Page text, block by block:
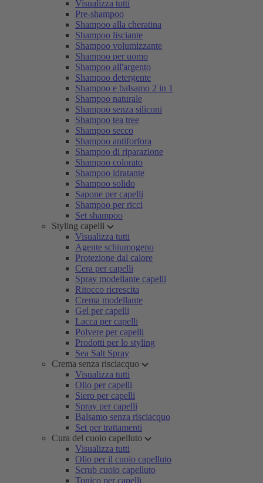
Visualizza tutti
Pre-shampoo
Shampoo alla cheratina
Shampoo lisciante
Shampoo volumizzante
Shampoo per uomo
Shampoo all'argento
Shampoo detergente
Shampoo e balsamo 2 in 1
Shampoo naturale
Shampoo senza siliconi
Shampoo tea tree
Shampoo secco
Shampoo antiforfora
Shampoo di riparazione
Shampoo colorato
Shampoo idratante
Shampoo solido
Sapone per capelli
Shampoo per ricci
Set shampoo
Styling capelli
Visualizza tutti
Agente schiumogeno
Protezione dal calore
Cera per capelli
Spray modellante capelli
Ritocco ricrescita
Crema modellante
Gel per capelli
Lacca per capelli
Polvere per capelli
Prodotti per lo styling
Sea Salt Spray
Crema senza risciacquo
Visualizza tutti
Olio per capelli
Siero per capelli
Spray per capelli
Balsamo senza risciacquo
Set per trattamenti
Cura del cuoio capelluto
Visualizza tutti
Olio per il cuoio capelluto
Scrub cuoio capelluto
Tonico per capelli